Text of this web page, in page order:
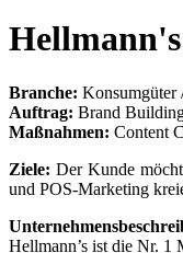
Branche: Konsumgüter
Auftrag: Brand
Maßnahmen: Content
Ziele: Der Kunde
und POS-Marketing
Hellmann’s ist die Nr. 1